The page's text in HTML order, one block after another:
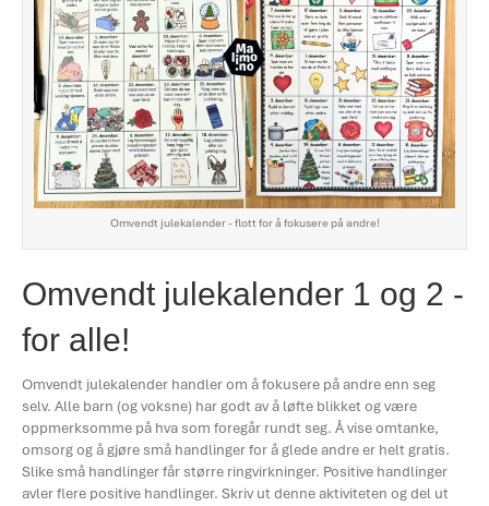
Omvendt julekalender - flott for å fokusere på andre!
Omvendt julekalender 1 og 2 -
for alle!
Omvendt julekalender handler om å fokusere på andre enn seg
selv. Alle barn (og voksne) har godt av å løfte blikket og være
oppmerksomme på hva som foregår rundt seg. Å vise omtanke,
omsorg og å gjøre små handlinger for å glede andre er helt gratis.
Slike små handlinger får større ringvirkninger. Positive handlinger
avler flere positive handlinger. Skriv ut denne aktiviteten og del ut